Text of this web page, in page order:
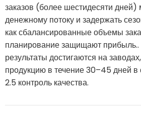
заказов (более шестидесяти дней)
денежному потоку и задержать
как сбалансированные объемы
планирование защищают
результаты достигаются на
продукцию в течение 30–45 дней в
2.5 контроль качества.